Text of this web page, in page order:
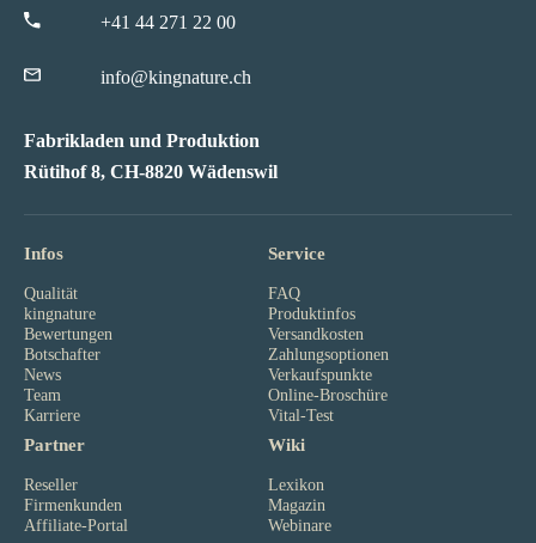
+41 44 271 22 00
info@kingnature.ch
Fabrikladen und Produktion
Rütihof 8, CH-8820 Wädenswil
Infos
Qualität
kingnature
Bewertungen
Botschafter
News
Team
Karriere
Service
FAQ
Produktinfos
Versandkosten
Zahlungsoptionen
Verkaufspunkte
Online-Broschüre
Vital-Test
Partner
Reseller
Firmenkunden
Affiliate-Portal
Wiki
Lexikon
Magazin
Webinare